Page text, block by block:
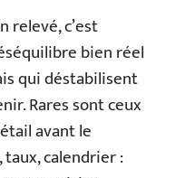
relevé, c’est
bien réel
qui déstabilisent
Rares sont ceux
avant le
calendrier :